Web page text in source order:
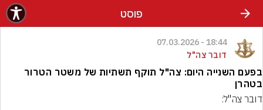
פוסט
18:44 - 07.03.2026
דובר צה"ל
בפעם השנייה היום: צה"ל תוקף תשתיות של משטר הטרור
בטהרן